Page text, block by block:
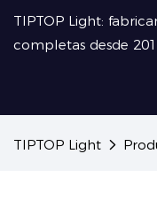
TIPTOP Light:
completas desde
TIPTOP Light